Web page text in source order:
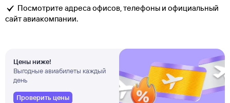
Посмотрите адреса офисов, телефоны и официальный
сайт авиакомпании.
Цены ниже!
Выгодные авиабилеты каждый
день
Проверить цены